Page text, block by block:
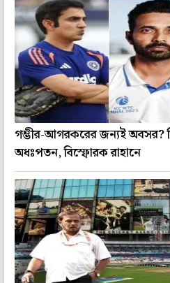
গম্ভীর-আগরকরের জন্যই অবসর?
অধঃপতন, বিস্ফোরক রাহানে